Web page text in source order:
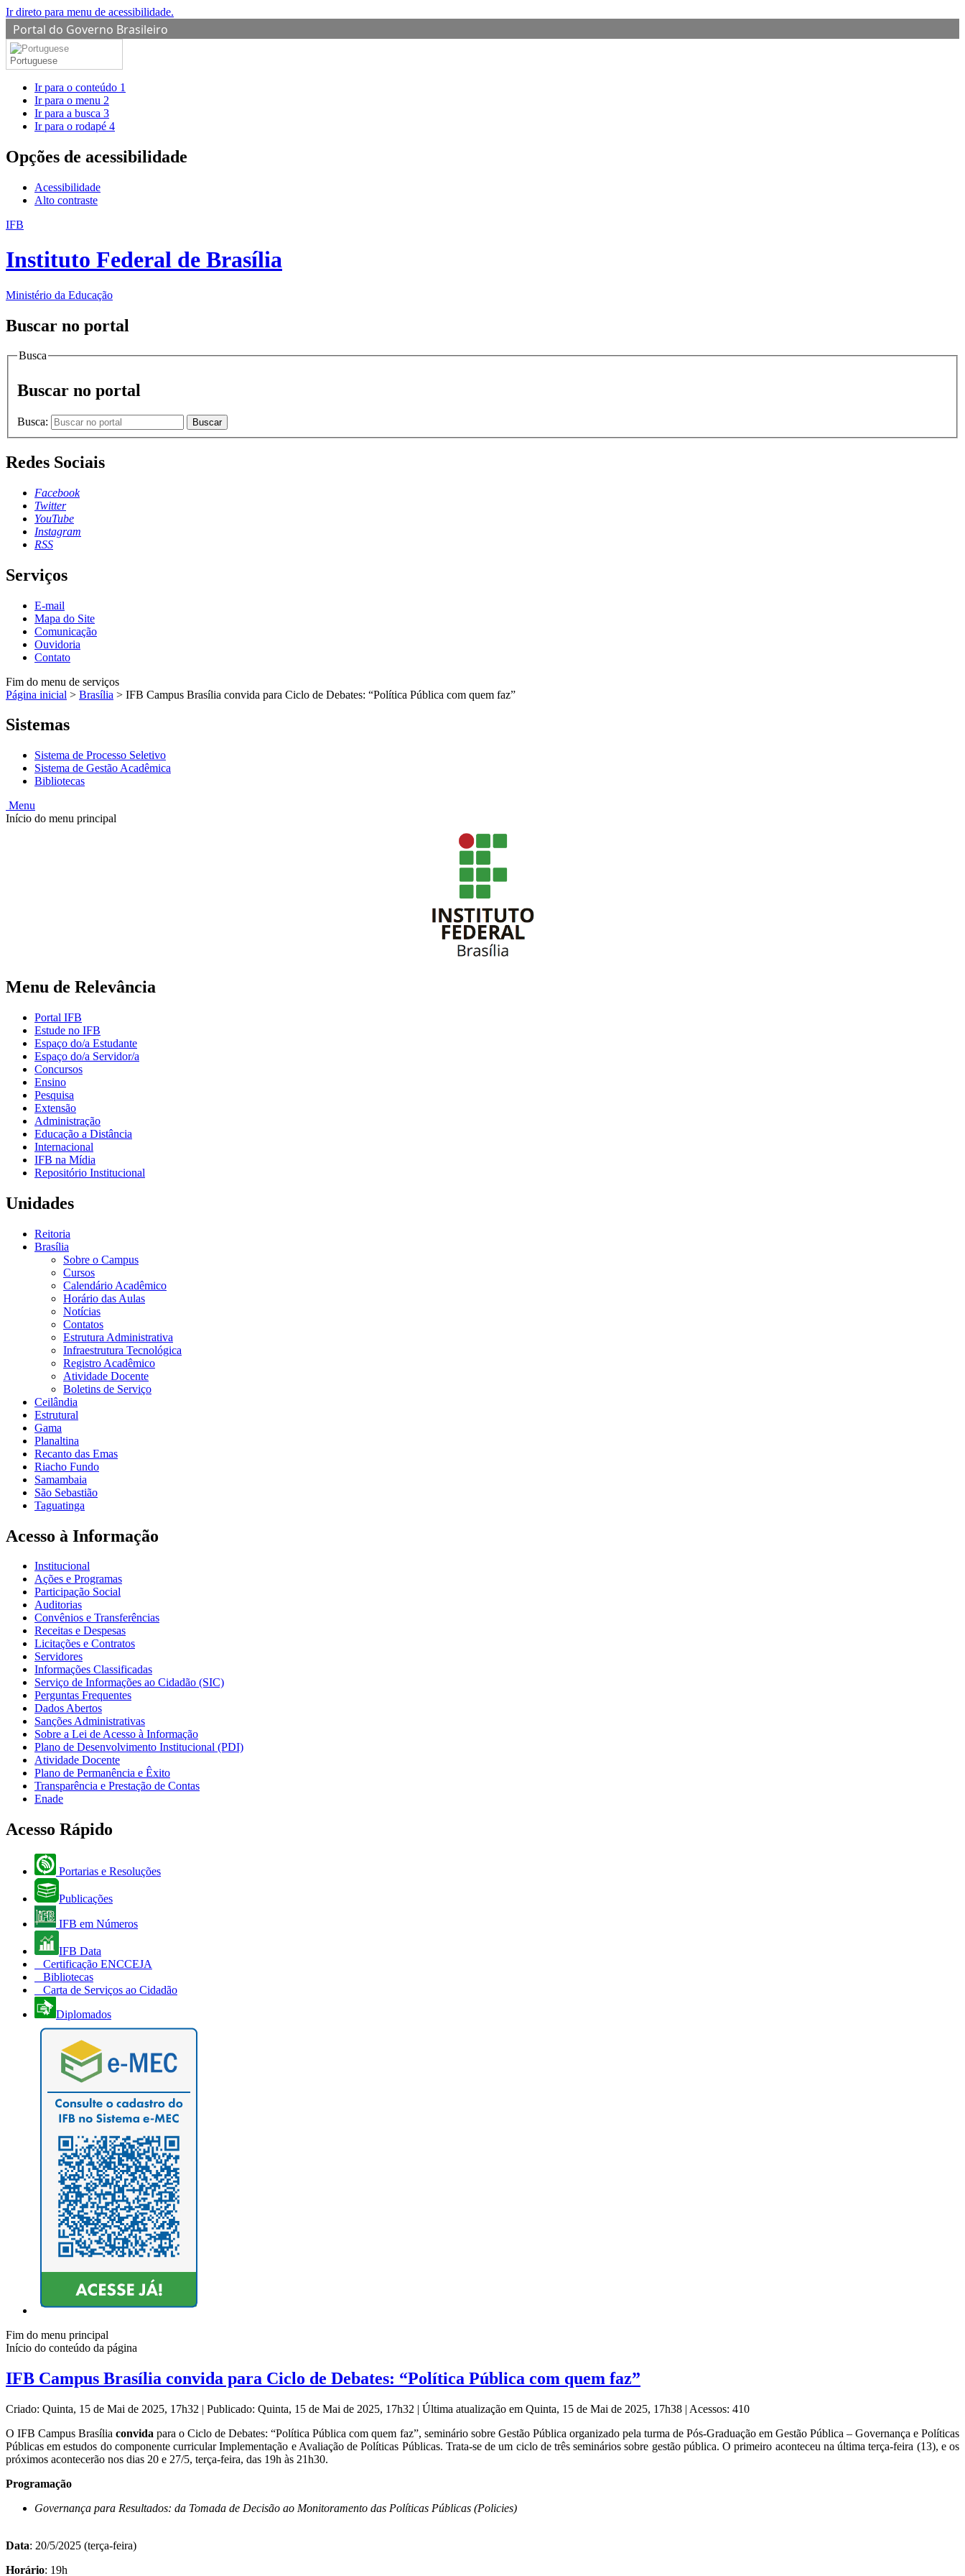
Ir direto para menu de acessibilidade.
Portal do Governo Brasileiro
Portuguese
Ir para o conteúdo 1
Ir para o menu 2
Ir para a busca 3
Ir para o rodapé 4
Opções de acessibilidade
Acessibilidade
Alto contraste
IFB
Instituto Federal de Brasília
Ministério da Educação
Buscar no portal
Busca
Buscar no portal
Busca: Buscar
Redes Sociais
Facebook
Twitter
YouTube
Instagram
RSS
Serviços
E-mail
Mapa do Site
Comunicação
Ouvidoria
Contato
Fim do menu de serviços
Página inicial > Brasília > IFB Campus Brasília convida para Ciclo de Debates: “Política Pública com quem faz”
Sistemas
Sistema de Processo Seletivo
Sistema de Gestão Acadêmica
Bibliotecas
Menu
Início do menu principal
Menu de Relevância
Portal IFB
Estude no IFB
Espaço do/a Estudante
Espaço do/a Servidor/a
Concursos
Ensino
Pesquisa
Extensão
Administração
Educação a Distância
Internacional
IFB na Mídia
Repositório Institucional
Unidades
Reitoria
Brasília
Sobre o Campus
Cursos
Calendário Acadêmico
Horário das Aulas
Notícias
Contatos
Estrutura Administrativa
Infraestrutura Tecnológica
Registro Acadêmico
Atividade Docente
Boletins de Serviço
Ceilândia
Estrutural
Gama
Planaltina
Recanto das Emas
Riacho Fundo
Samambaia
São Sebastião
Taguatinga
Acesso à Informação
Institucional
Ações e Programas
Participação Social
Auditorias
Convênios e Transferências
Receitas e Despesas
Licitações e Contratos
Servidores
Informações Classificadas
Serviço de Informações ao Cidadão (SIC)
Perguntas Frequentes
Dados Abertos
Sanções Administrativas
Sobre a Lei de Acesso à Informação
Plano de Desenvolvimento Institucional (PDI)
Atividade Docente
Plano de Permanência e Êxito
Transparência e Prestação de Contas
Enade
Acesso Rápido
Portarias e Resoluções
Publicações
IFB em Números
IFB Data
Certificação ENCCEJA
Bibliotecas
Carta de Serviços ao Cidadão
Diplomados
Fim do menu principal
Início do conteúdo da página
IFB Campus Brasília convida para Ciclo de Debates: “Política Pública com quem faz”
Criado: Quinta, 15 de Mai de 2025, 17h32 | Publicado: Quinta, 15 de Mai de 2025, 17h32 | Última atualização em Quinta, 15 de Mai de 2025, 17h38 | Acessos: 410
O IFB Campus Brasíliaconvidapara o Ciclo de Debates: “Política Pública com quem faz”, seminário sobre Gestão Pública organizado pela turma de Pós-Graduação em Gestão Pública – Governança e Políticas
Públicas em estudos do componente curricular Implementação e Avaliação de Políticas Públicas. Trata-se de um ciclo de três seminários sobre gestão pública. O primeiro aconteceu na última terça-feira (13), e os
próximos acontecerão nos dias 20 e 27/5, terça-feira, das 19h às 21h30.
Programação
Governança para Resultados: da Tomada de Decisão ao Monitoramento das Políticas Públicas (Policies)
Data: 20/5/2025 (terça-feira)
Horário: 19h